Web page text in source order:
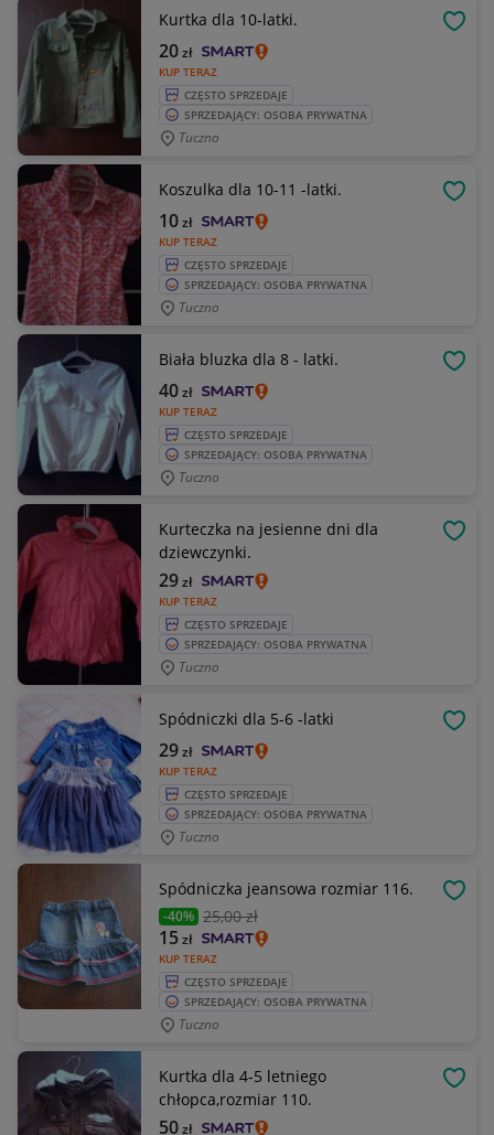
Kurtka dla 10-latki.
KUP TERAZ
20zł
CZĘSTO SPRZEDAJE
SPRZEDAJĄCY: OSOBA PRYWATNA
Tuczno
Koszulka dla 10-11 -latki.
KUP TERAZ
10zł
CZĘSTO SPRZEDAJE
SPRZEDAJĄCY: OSOBA PRYWATNA
Tuczno
Biała bluzka dla 8 - latki.
KUP TERAZ
40zł
CZĘSTO SPRZEDAJE
SPRZEDAJĄCY: OSOBA PRYWATNA
Tuczno
Kurteczka na jesienne dni dla
dziewczynki.
KUP TERAZ
29zł
CZĘSTO SPRZEDAJE
SPRZEDAJĄCY: OSOBA PRYWATNA
Tuczno
Spódniczki dla 5-6 -latki
KUP TERAZ
29zł
CZĘSTO SPRZEDAJE
SPRZEDAJĄCY: OSOBA PRYWATNA
Tuczno
Spódniczka jeansowa rozmiar 116.
-40% 25,00 zł
KUP TERAZ
15zł
CZĘSTO SPRZEDAJE
SPRZEDAJĄCY: OSOBA PRYWATNA
Tuczno
Kurtka dla 4-5 letniego
chłopca,rozmiar 110.
50zł